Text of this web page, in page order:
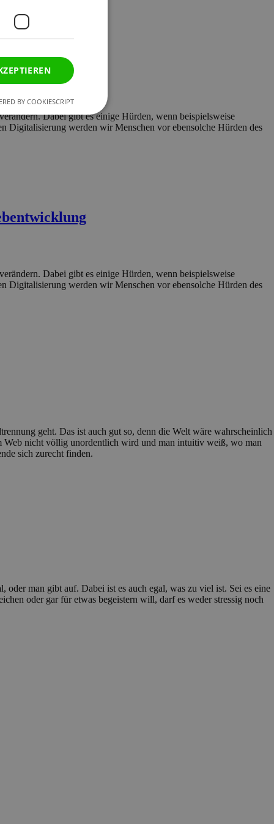
Dabei gibt es einige Hürden, wenn beispielsweise
Digitalisierung werden wir Menschen vor ebensolche Hürden des
Dabei gibt es einige Hürden, wenn beispielsweise
Digitalisierung werden wir Menschen vor ebensolche Hürden des
geht. Das ist auch gut so, denn die Welt wäre wahrscheinlich
Web nicht völlig unordentlich wird und man intuitiv weiß, wo man
sich zurecht finden.
man gibt auf. Dabei ist es auch egal, was zu viel ist. Sei es eine
oder gar für etwas begeistern will, darf es weder stressig noch
BY COOKIESCRIPT